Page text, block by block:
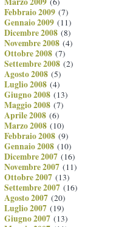
Febbraio 2009 (7)
Gennaio 2009 (11)
Dicembre 2008 (8)
Novembre 2008 (4)
Ottobre 2008 (7)
Settembre 2008 (2)
Agosto 2008 (5)
Luglio 2008 (4)
Giugno 2008 (13)
Maggio 2008 (7)
Aprile 2008 (6)
Marzo 2008 (10)
Febbraio 2008 (9)
Gennaio 2008 (10)
Dicembre 2007 (16)
Novembre 2007 (11)
Ottobre 2007 (13)
Settembre 2007 (16)
Agosto 2007 (20)
Luglio 2007 (19)
Giugno 2007 (13)